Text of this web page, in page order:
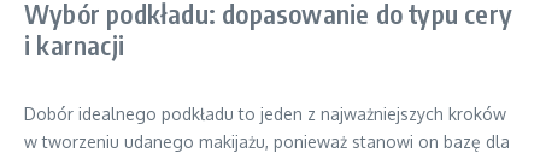
Wybór podkładu: dopasowanie do typu cery
i karnacji
Dobór idealnego podkładu to jeden z najważniejszych kroków
w tworzeniu udanego makijażu, ponieważ stanowi on bazę dla